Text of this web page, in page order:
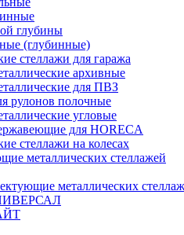
глубины
(глубинные)
стеллажи для гаража
архивные
для ПВЗ
рулонов полочные
угловые
для HORECA
стеллажи на колесах
металлических стеллажей
металлических